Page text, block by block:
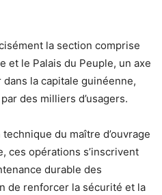
la section comprise
et le Palais du Peuple, un axe
la capitale guinéenne,
des milliers d’usagers.
du maître d’ouvrage
ces opérations s’inscrivent
durable des
de renforcer la sécurité et la